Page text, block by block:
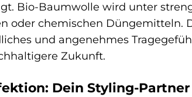
Bio-Baumwolle wird unter
oder chemischen Düngemitteln.
und angenehmes
Zukunft.
Dein Styling-